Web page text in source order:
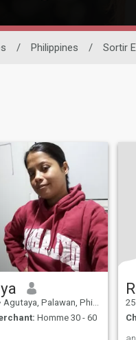
/ Philippines / Sortir
Agutaya, Palawan, Philippines
Homme 30 - 60
25